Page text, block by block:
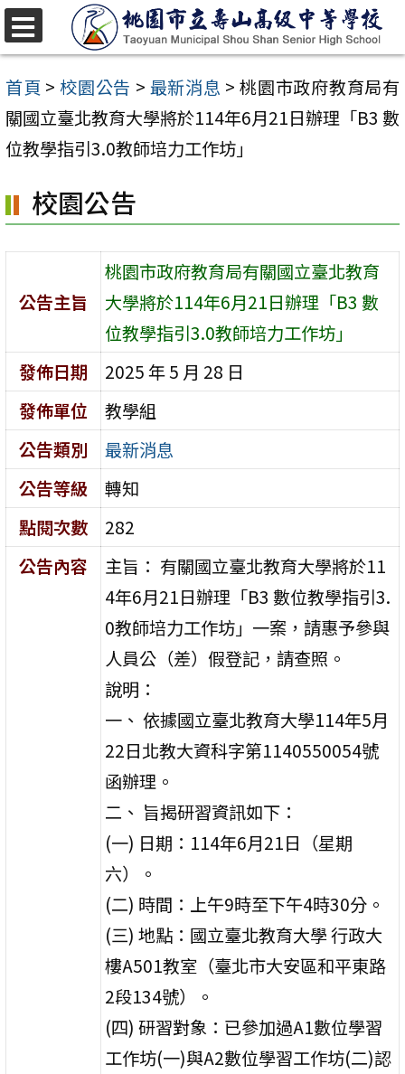
跳
至
主
要
內
區
首頁 > 校園公告 > 最新消息 > 桃園市政府教育局有
關國立臺北教育大學將於114年6月21日辦理「B3 數
位教學指引3.0教師培力工作坊」
校園公告
公告主旨
桃園市政府教育局有關國立臺北教育
大學將於114年6月21日辦理「B3 數
位教學指引3.0教師培力工作坊」
發佈日期
2025 年 5 月 28 日
發佈單位
教學組
公告類別
最新消息
公告等級
轉知
點閱次數
282
公告內容
主旨： 有關國立臺北教育大學將於11
4年6月21日辦理「B3 數位教學指引3.
0教師培力工作坊」一案，請惠予參與
人員公（差）假登記，請查照。
說明：
一、 依據國立臺北教育大學114年5月
22日北教大資科字第1140550054號
函辦理。
二、 旨揭研習資訊如下：
(一) 日期：114年6月21日（星期
六）。
(二) 時間：上午9時至下午4時30分。
(三) 地點：國立臺北教育大學 行政大
樓A501教室（臺北市大安區和平東路
2段134號）。
(四) 研習對象：已參加過A1數位學習
工作坊(一)與A2數位學習工作坊(二)認
選
單